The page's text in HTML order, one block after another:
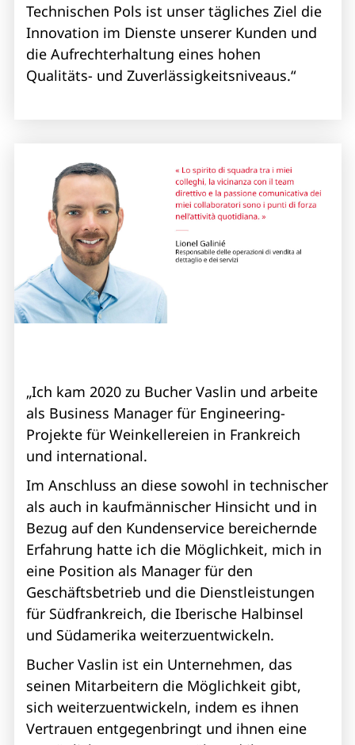
Technischen Pols ist unser tägliches Ziel die
Innovation im Dienste unserer Kunden und
die Aufrechterhaltung eines hohen
Qualitäts- und Zuverlässigkeitsniveaus.“
„Ich kam 2020 zu Bucher Vaslin und arbeite
als Business Manager für Engineering-
Projekte für Weinkellereien in Frankreich
und international.
Im Anschluss an diese sowohl in technischer
als auch in kaufmännischer Hinsicht und in
Bezug auf den Kundenservice bereichernde
Erfahrung hatte ich die Möglichkeit, mich in
eine Position als Manager für den
Geschäftsbetrieb und die Dienstleistungen
für Südfrankreich, die Iberische Halbinsel
und Südamerika weiterzuentwickeln.
Bucher Vaslin ist ein Unternehmen, das
seinen Mitarbeitern die Möglichkeit gibt,
sich weiterzuentwickeln, indem es ihnen
Vertrauen entgegenbringt und ihnen eine